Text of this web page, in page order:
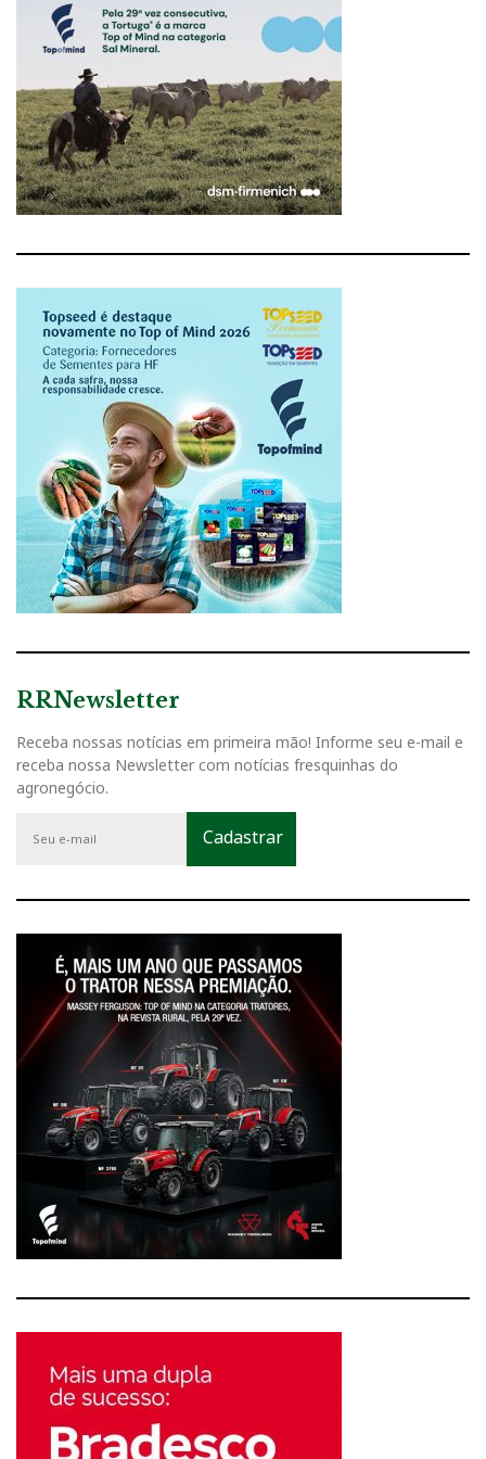
RRNewsletter
Receba nossas notícias em primeira mão! Informe seu e-mail e
receba nossa Newsletter com notícias fresquinhas do
agronegócio.